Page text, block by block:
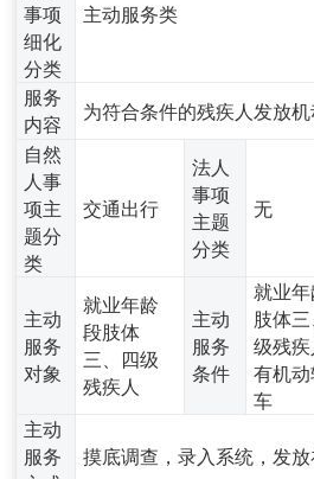
事项
细化
分类
主动服务类
服务
内容
为符合条件的残疾人发放
自然
人事
项主
题分
类
交通出行
法人
事项
主题
分类
无
主动
服务
对象
就业年龄
段肢体
三、四级
残疾人
主动
服务
条件
就业
肢体
级残疾
有机
车
主动
服务
摸底调查，录入系统，发